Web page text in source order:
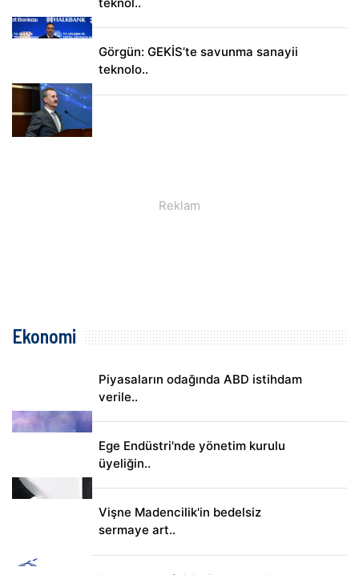
Görgün: GEKİS’te savunma sanayii
teknolo..
Ekonomi
Piyasaların odağında ABD istihdam
verile..
Ege Endüstri'nde yönetim kurulu
üyeliğin..
Vişne Madencilik'in bedelsiz
sermaye art..